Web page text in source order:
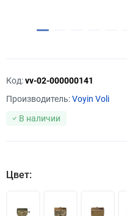
Код:vv-02-000000141
Производитель:Voyin Voli
В наличии
Цвет: